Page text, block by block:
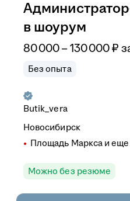
в шоурум
80 000–130 000₽
Без опыта
Butik_vera
Новосибирск
Площадь Маркса и еще
Можно без резюме